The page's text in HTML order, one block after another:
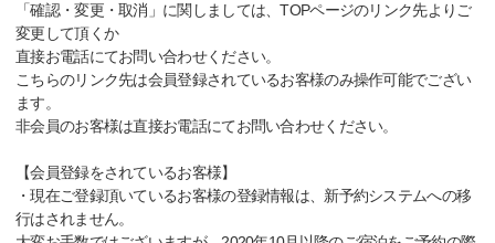
「確認・変更・取消」に関しましては、TOPページのリンク先よりご
変更して頂くか
直接お電話にてお問い合わせください。
こちらのリンク先は会員登録されているお客様のみ操作可能でござい
ます。
非会員のお客様は直接お電話にてお問い合わせください。
【会員登録をされているお客様】
・現在ご登録頂いているお客様の登録情報は、新予約システムへの移
行はされません。